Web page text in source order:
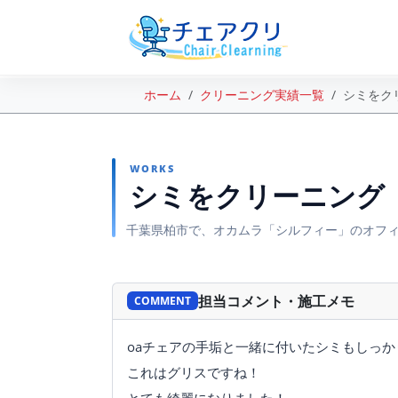
ホーム クリーニング実績一覧 シミをク
WORKS
シミをクリーニング
千葉県柏市で、オカムラ「シルフィー」のオフ
BEFORE
COMMENT 担当コメント・施工メモ
oaチェアの手垢と一緒に付いたシミもしっか
これはグリスですね！